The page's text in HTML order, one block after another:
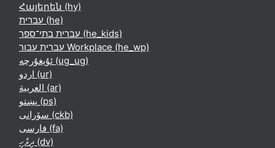
Հայերեն ‎(hy)‎
עברית ‎(he)‎
עברית בתי־ספר ‎(he_kids)‎
עברית עבור Workplace ‎(he_wp)‎
ئۇيغۇرچە ‎(ug_ug)‎
اردو ‎(ur)‎
العربية ‎(ar)‎
پښتو ‎(ps)‎
سۆرانی ‎(ckb)‎
فارسی ‎(fa)‎
ދިވެހި ‎(dv)‎